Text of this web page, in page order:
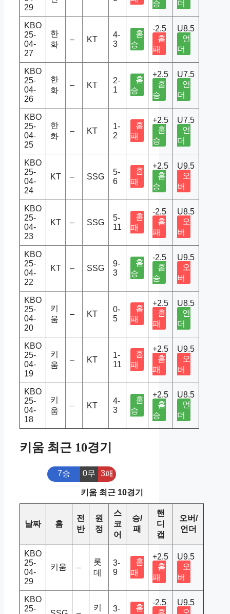
29
승
더
KBO
25-
04-
27
한
화
– KT
4-
3
홈
승
-2.5
홈
패
U8.5
언
더
KBO
25-
04-
26
한
화
– KT
2-
1
홈
승
+2.5
홈
승
U7.5
언
더
KBO
25-
04-
25
한
화
– KT
1-
2
홈
패
+2.5
홈
승
U7.5
언
더
KBO
25-
04-
24
KT – SSG
5-
6
홈
패
+2.5
홈
승
U9.5
오
버
KBO
25-
04-
23
KT – SSG
5-
11
홈
패
-2.5
홈
패
U8.5
오
버
KBO
25-
04-
22
KT – SSG
9-
3
홈
승
-2.5
홈
승
U9.5
오
버
KBO
25-
04-
20
키
움
– KT
0-
5
홈
패
+2.5
홈
패
U8.5
언
더
KBO
25-
04-
19
키
움
– KT
1-
11
홈
패
+2.5
홈
패
U9.5
오
버
KBO
25-
04-
18
키
움
– KT
4-
3
홈
승
+2.5
홈
승
U8.5
언
더
키움 최근 10경기
7승 0무 3패
키움 최근 10경기
날짜 홈
전
반
원
정
스
코
어
승/
패
핸
디
캡
오버/
언더
KBO
25-
04-
29
키움 –
롯
데
3-
9
홈
패
+2.5
홈
패
U9.5
오
버
KBO
25-
키
3-
홈
-2.5
홈
U9.5
오